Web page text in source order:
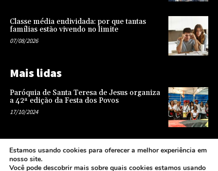
Classe média endividada: por que tantas
famílias estão vivendo no limite
07/08/2026
Mais lidas
Paróquia de Santa Teresa de Jesus organiza
a 42ª edição da Festa dos Povos
17/10/2024
Representatividade na infância: o papel da
escola na formação de uma sociedade mais
justa e equitativa
Estamos usando cookies para oferecer a melhor experiência em
nosso site.
Você pode descobrir mais sobre quais cookies estamos usando